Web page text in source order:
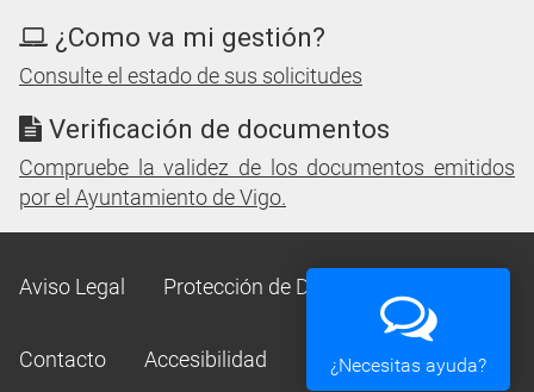
¿Como va mi gestión?
Consulte el estado de sus solicitudes
Verificación de documentos
Compruebe la validez de los documentos emitidos
por el Ayuntamiento de Vigo.
Aviso Legal Protección de Datos
Contacto Accesibilidad ¿Necesitas ayuda?